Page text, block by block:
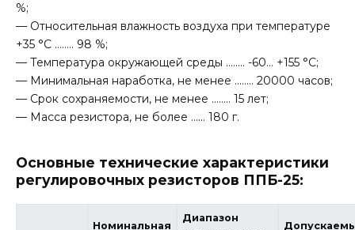
%;
— Относительная влажность воздуха при температуре
+35 °C …….. 98 %;
— Температура окружающей среды …….. -60… +155 °С;
— Минимальная наработка, не менее …….. 20000 часов;
— Срок сохраняемости, не менее …….. 15 лет;
— Масса резистора, не более …… 180 г.
Основные технические характеристики
регулировочных резисторов ППБ-25:
Номинальная
Диапазон